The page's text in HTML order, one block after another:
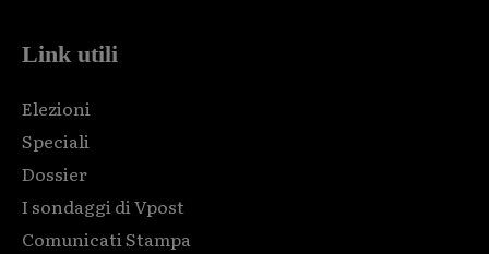
Link utili
Elezioni
Speciali
Dossier
I sondaggi di Vpost
Comunicati Stampa